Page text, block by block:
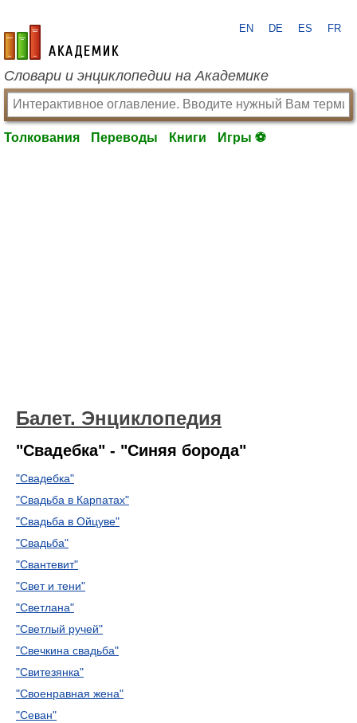
academic.ru
EN DE ES FR
Словари и энциклопедии на Академике
Толкования Переводы Книги Игры ⚽
Балет. Энциклопедия
"Свадебка" - "Синяя борода"
"Свадебка"
"Свадьба в Карпатах"
"Свадьба в Ойцуве"
"Свадьба"
"Свантевит"
"Свет и тени"
"Светлана"
"Светлый ручей"
"Свечкина свадьба"
"Свитезянка"
"Своенравная жена"
"Севан"